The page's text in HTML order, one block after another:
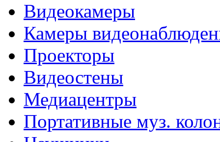
Видеокамеры
Камеры
Проекторы
Видеостены
Медиацентры
Портативные муз.